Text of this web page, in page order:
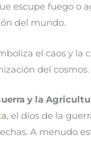
escupe fuego o
del mundo.
el caos y la
del
y la
, el dios de la
A menudo